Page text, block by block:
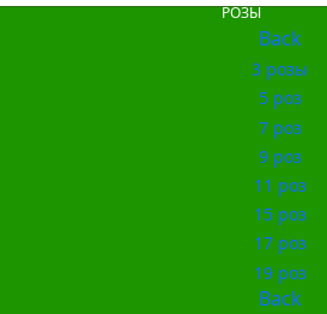
РОЗЫ
Back
3 розы
5 роз
7 роз
9 роз
11 роз
15 роз
17 роз
19 роз
Back